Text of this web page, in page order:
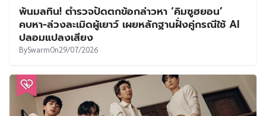
พ้นมลทิน! ตำรวจปัดตกข้อกล่าวหา ‘คิมซูฮยอน’
คบหา-ล่วงละเมิดผู้เยาว์ เผยหลักฐานฝั่งคู่กรณีใช้ AI
ปลอมแปลงเสียง
BySwarmOn29/07/2026